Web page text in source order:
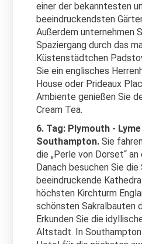
einer der bekanntesten
beeindruckendsten
Außerdem unternehmen
Spaziergang durch das
Küstenstädtchen
Sie ein englisches
House oder Prideaux
Ambiente genießen Sie
Cream Tea.
6. Tag: Plymouth -
Southampton. Sie
die „Perle von Dorset“
Danach besuchen Sie
beeindruckende
höchsten Kirchturm
schönsten Sakralbauten
Erkunden Sie die
Altstadt. In Southampton